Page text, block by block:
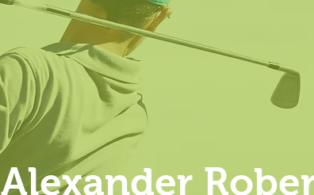
Alexander